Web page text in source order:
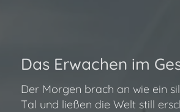
Das Erwachen im
Der Morgen brach an wie ein
Tal und ließen die Welt still